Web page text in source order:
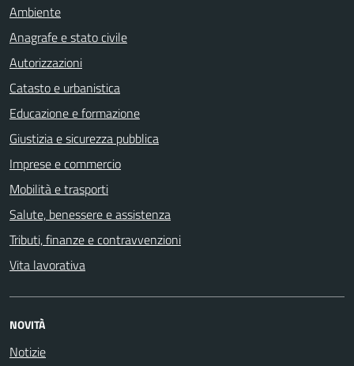
Ambiente
Anagrafe e stato civile
Autorizzazioni
Catasto e urbanistica
Educazione e formazione
Giustizia e sicurezza pubblica
Imprese e commercio
Mobilità e trasporti
Salute, benessere e assistenza
Tributi, finanze e contravvenzioni
Vita lavorativa
NOVITÀ
Notizie